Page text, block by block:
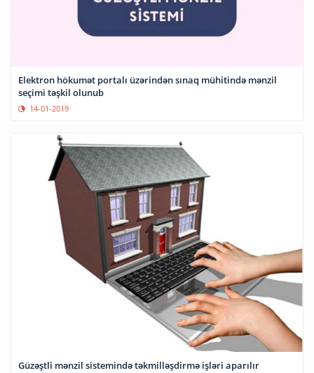
Elektron hökumət portalı üzərindən sınaq mühitində mənzil
seçimi təşkil olunub
14-01-2019
Güzəştli mənzil sistemində təkmilləşdirmə işləri aparılır